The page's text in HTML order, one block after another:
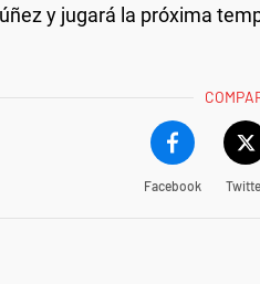
y jugará la próxima
Facebook